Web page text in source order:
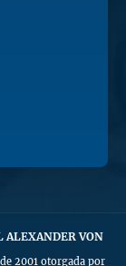
ALEXANDER VON
2001 otorgada por